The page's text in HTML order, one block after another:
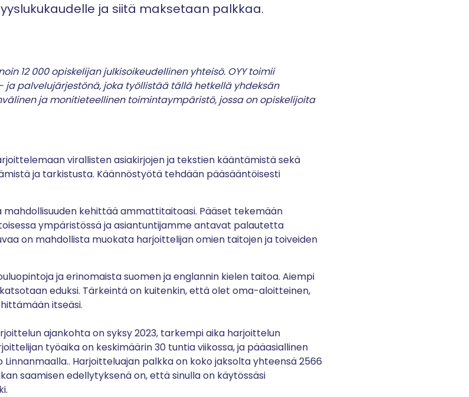
ja siitä maksetaan palkkaa.
12 000 opiskelijan julkisoikeudellinen yhteisö. OYY toimii
palvelujärjestönä, joka työllistää tällä hetkellä yhdeksän
ja monitieteellinen toimintaympäristö, jossa on opiskelijoita
virallisten asiakirjojen ja tekstien kääntämistä sekä
ja tarkistusta. Käännöstyötä tehdään pääsääntöisesti
mahdollisuuden kehittää ammattitaitoasi. Pääset tekemään
ympäristössä ja asiantuntijamme antavat palautetta
on mahdollista muokata harjoittelijan omien taitojen ja toiveiden
ja erinomaista suomen ja englannin kielen taitoa. Aiempi
eduksi. Tärkeintä on kuitenkin, että olet oma-aloitteinen,
itseäsi.
ajankohta on syksy 2023, tarkempi aika harjoittelun
työaika on keskimäärin 30 tuntia viikossa, ja pääasiallinen
Harjoitteluajan palkka on koko jaksolta yhteensä 2566
saamisen edellytyksenä on, että sinulla on käytössäsi